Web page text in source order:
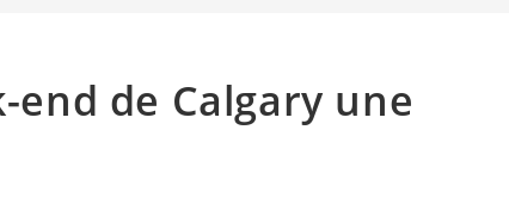
de Calgary une